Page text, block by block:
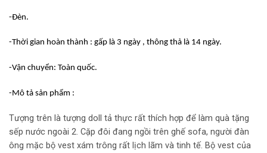
-Đèn.
-Thời gian hoàn thành : gấp là 3 ngày , thông thả là 14 ngày.
-Vận chuyển: Toàn quốc.
-Mô tả sản phẩm :
Tượng trên là tượng doll tả thực rất thích hợp để làm quà tặng
sếp nước ngoài 2. Cặp đôi đang ngồi trên ghế sofa, người đàn
ông mặc bộ vest xám trông rất lịch lãm và tinh tế. Bộ vest của